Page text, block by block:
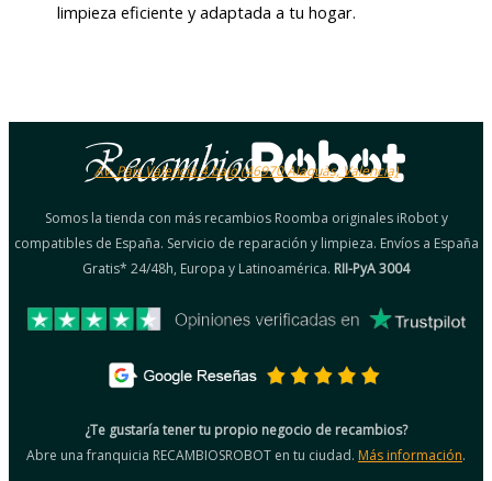
limpieza eficiente y adaptada a tu hogar.
Av. País Valencià 4 bajo (46970 Alaquàs, Valencia)
Somos la tienda con más recambios Roomba originales iRobot y
compatibles de España. Servicio de reparación y limpieza. Envíos a España
Gratis* 24/48h, Europa y Latinoamérica. RII-PyA 3004
¿Te gustaría tener tu propio negocio de recambios?
Abre una franquicia RECAMBIOSROBOT en tu ciudad. Más información.